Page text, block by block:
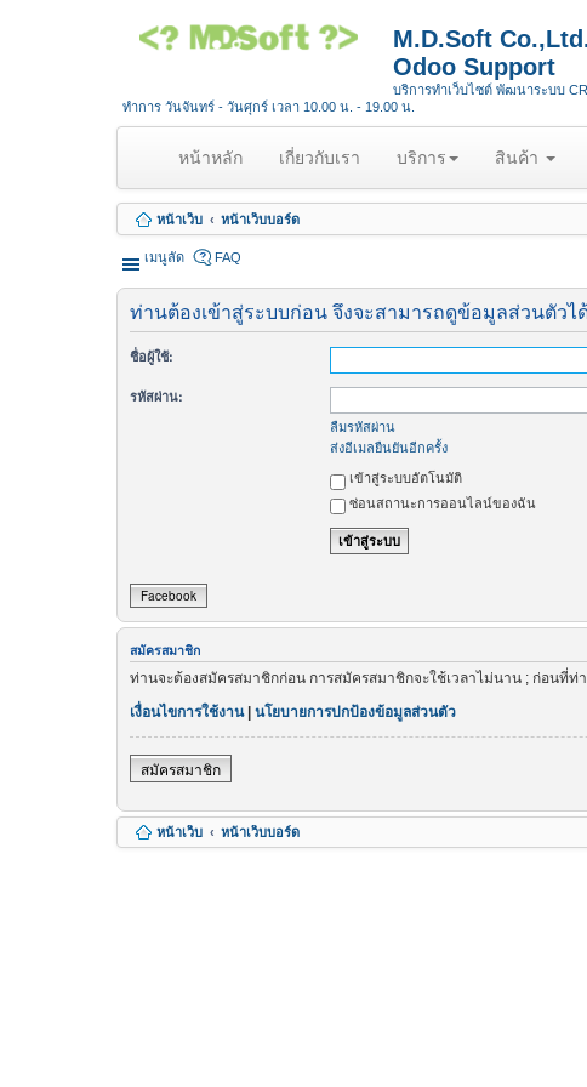
M.D.Soft
Odoo Support
บริการทำเว็บไซต์ พัฒนาระบบ
ทำการ วันจันทร์ - วันศุกร์ เวลา 10.00 น. - 19.00 น.
หน้าหลัก(
u
r
n
t
เกี่ยวกับเรา บริการ สินค้า
หน้าเว็บ หน้าเว็บบอร์ด
เมนูลัด FAQ
ท่านต้องเข้าสู่ระบบก่อน จึงจะสามารถดูข้อมูลส่วนตัวไ
ชื่อผู้ใช้:
รหัสผ่าน:
ลืมรหัสผ่าน
ส่งอีเมลยืนยันอีกครั้ง
เข้าสู่ระบบอัตโนมัติ
ซ่อนสถานะการออนไลน์ของฉัน
Facebook
สมัครสมาชิก
ท่านจะต้องสมัครสมาชิกก่อน การสมัครสมาชิกจะใช้เวลาไม่นาน ; ก่อนที่
เงื่อนไขการใช้งาน| นโยบายการปกป้องข้อมูลส่วนตัว
สมัครสมาชิก
หน้าเว็บ หน้าเว็บบอร์ด